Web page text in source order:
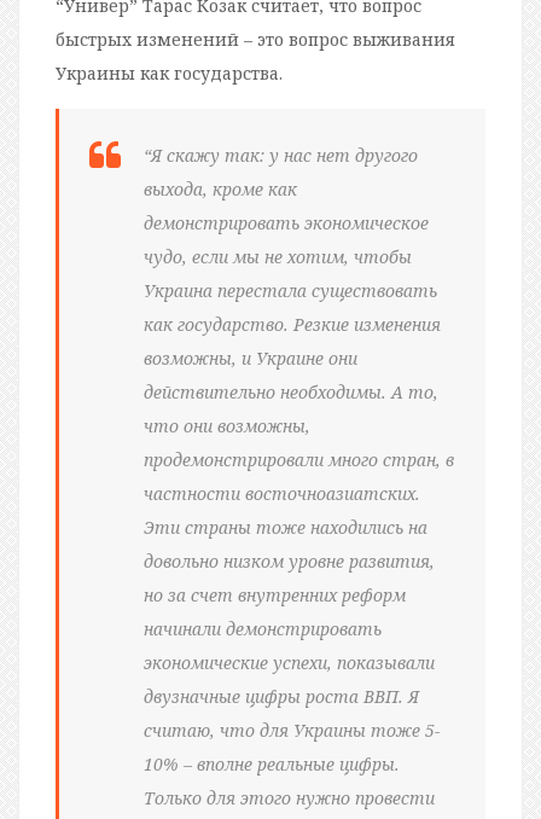
“Универ” Тарас Козак считает, что вопрос
быстрых изменений – это вопрос выживания
Украины как государства.
“Я скажу так: у нас нет другого
выхода, кроме как
демонстрировать экономическое
чудо, если мы не хотим, чтобы
Украина перестала существовать
как государство. Резкие изменения
возможны, и Украине они
действительно необходимы. А то,
что они возможны,
продемонстрировали много стран, в
частности восточноазиатских.
Эти страны тоже находились на
довольно низком уровне развития,
но за счет внутренних реформ
начинали демонстрировать
экономические успехи, показывали
двузначные цифры роста ВВП. Я
считаю, что для Украины тоже 5-
10% – вполне реальные цифры.
Только для этого нужно провести